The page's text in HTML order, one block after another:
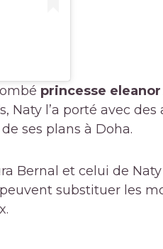
princesse eleanor
Naty l’a porté avec des
ses plans à Doha.
Bernal et celui de
substituer les